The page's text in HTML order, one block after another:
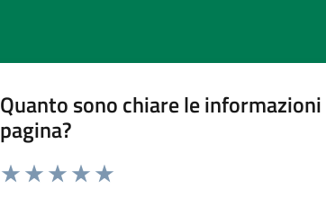
Quanto sono chiare le
pagina?